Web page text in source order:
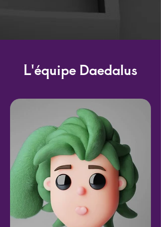
L'équipe Daedalus